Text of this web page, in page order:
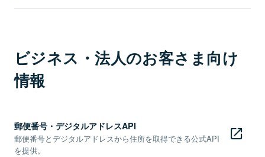
ビジネス・法人のお客さま向け
情報
郵便番号・デジタルアドレスAPI
郵便番号とデジタルアドレスから住所を取得できる公式API
を提供。